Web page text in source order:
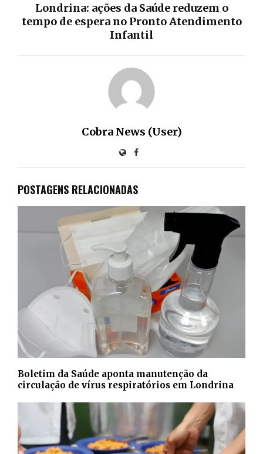
Londrina: ações da Saúde reduzem o
tempo de espera no Pronto Atendimento
Infantil
Cobra News (User)
POSTAGENS RELACIONADAS
Boletim da Saúde aponta manutenção da
circulação de vírus respiratórios em Londrina